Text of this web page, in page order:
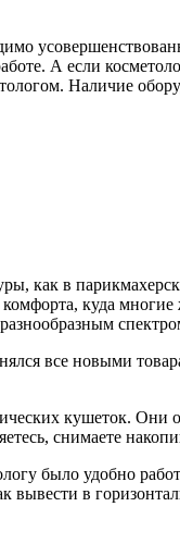
А если
Наличие
как в
куда
все новыми
кушеток.
снимаете
было удобно
в